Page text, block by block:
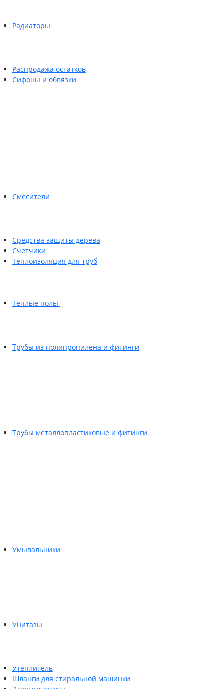
Радиаторы
Распродажа остатков
Сифоны и обвязки
Смесители
Средства защиты дерева
Счетчики
Теплоизоляция для труб
Теплые полы
Трубы из полипропилена и фитинги
Трубы металлопластиковые и фитинги
Умывальники
Унитазы
Утеплитель
Шланги для стиральной машинки